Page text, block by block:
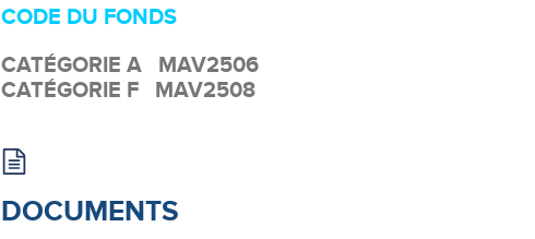
CODE DU FONDS
CATÉGORIE A MAV2506
CATÉGORIE F MAV2508
DOCUMENTS